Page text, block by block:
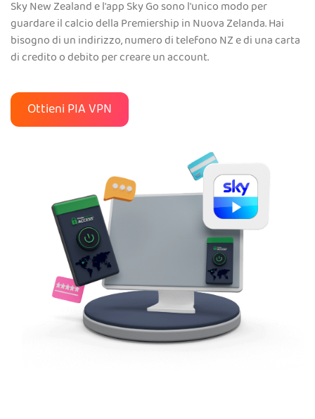
Sky New Zealand e l'app Sky Go sono l'unico modo per
guardare il calcio della Premiership in Nuova Zelanda. Hai
bisogno di un indirizzo, numero di telefono NZ e di una carta
di credito o debito per creare un account.
Ottieni PIA VPN